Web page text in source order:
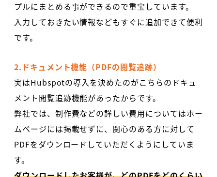
プルにまとめる事ができるので重宝しています。
入力しておきたい情報などもすぐに追加できて便利
です。
2.ドキュメント機能（PDFの閲覧追跡）
実はHubspotの導入を決めたのがこちらのドキュ
メント閲覧追跡機能があったからです。
弊社では、制作費などの詳しい費用についてはホー
ムページには掲載せずに、関心のある方に対して
PDFをダウンロードしていただくようにしていま
す。